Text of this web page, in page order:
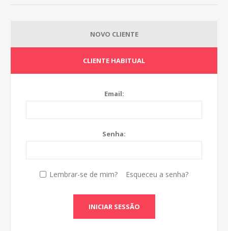
NOVO CLIENTE
CLIENTE HABITUAL
Email:
Senha:
Lembrar-se de mim? Esqueceu a senha?
INICIAR SESSÃO